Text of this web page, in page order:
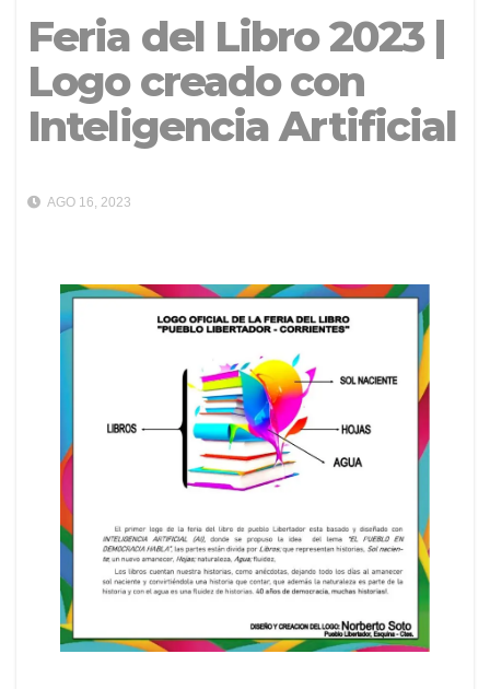
Feria del Libro 2023 |
Logo creado con
Inteligencia Artificial
AGO 16, 2023